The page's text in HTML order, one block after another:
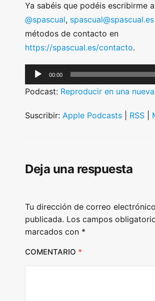
Ya sabéis que podéis escribirme a
@spascual, spascual@spascual.es
métodos de contacto en
https://spascual.es/contacto.
u
i
a
r
00:00
Podcast: Reproducir en una
Suscribir: Apple Podcasts RSS
Deja una respuesta
Tu dirección de correo
publicada. Los campos
marcados con *
COMENTARIO *